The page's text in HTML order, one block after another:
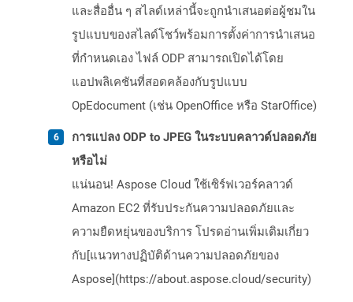
และสื่ออื่น ๆ สไลด์เหล่านี้จะถูกนำเสนอต่อผู้ชมใน
รูปแบบของสไลด์โชว์พร้อมการตั้งค่าการนำเสนอ
ที่กำหนดเอง ไฟล์ ODP สามารถเปิดได้โดย
แอปพลิเคชันที่สอดคล้องกับรูปแบบ
OpEdocument (เช่น OpenOffice หรือ StarOffice)
การแปลง ODP to JPEG ในระบบคลาวด์ปลอดภัย
หรือไม่
แน่นอน! Aspose Cloud ใช้เซิร์ฟเวอร์คลาวด์
Amazon EC2 ที่รับประกันความปลอดภัยและ
ความยืดหยุ่นของบริการ โปรดอ่านเพิ่มเติมเกี่ยว
กับ[แนวทางปฏิบัติด้านความปลอดภัยของ
Aspose](https://about.aspose.cloud/security)